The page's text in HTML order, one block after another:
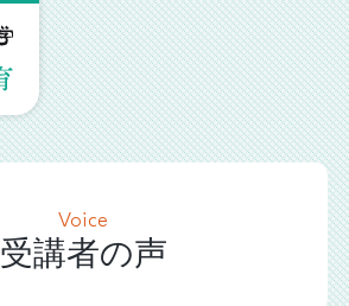
Voice
受講者の声